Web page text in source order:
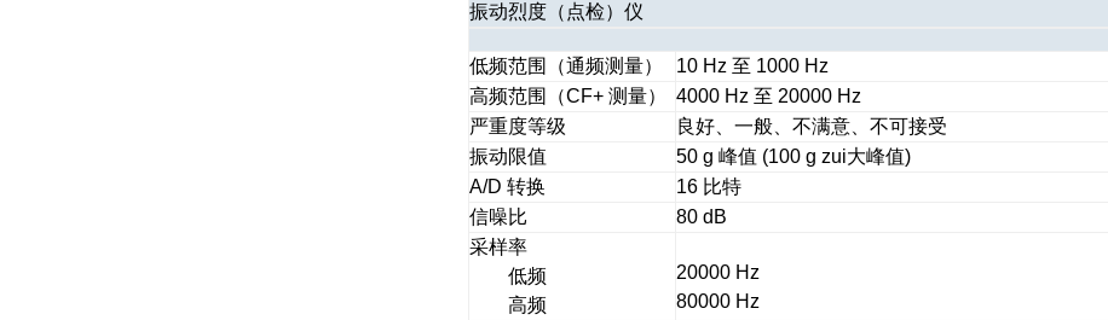
振动烈度（点检）仪
低频范围（通频测量）
10 Hz 至 1000 Hz
高频范围（CF+ 测量）
4000 Hz 至 20000 Hz
严重度等级
良好、一般、不满意、不可接受
振动限值
50 g 峰值 (100 g zui大峰值)
A/D 转换
16 比特
信噪比
80 dB
采样率
低频
高频
20000 Hz
80000 Hz